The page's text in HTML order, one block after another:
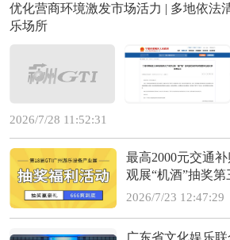
优化营商环境激发市场活力 | 多地依法
乐场所
2026/7/28 11:52:31
最高2000元交通
观展“机酒”抽奖第
2026/7/23 12:47:29
广东省文化娱乐